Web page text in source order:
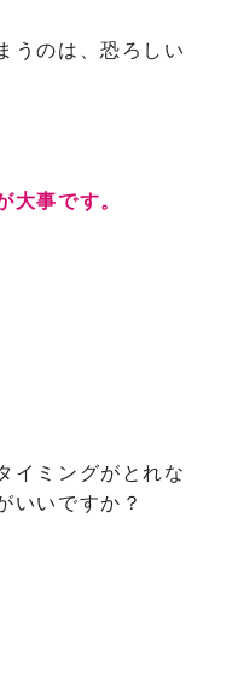
うのは、恐ろしい
大事です。
イミングがとれな
いいですか？